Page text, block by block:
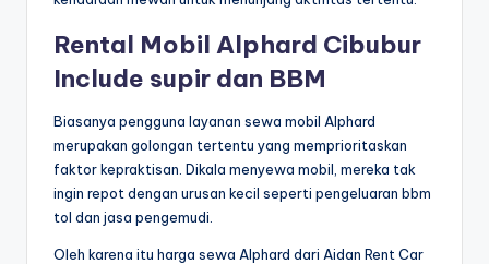
Rental Mobil Alphard Cibubur
Include supir dan BBM
Biasanya pengguna layanan sewa mobil Alphard
merupakan golongan tertentu yang memprioritaskan
faktor kepraktisan. Dikala menyewa mobil, mereka tak
ingin repot dengan urusan kecil seperti pengeluaran bbm
tol dan jasa pengemudi.
Oleh karena itu harga sewa Alphard dari Aidan Rent Car